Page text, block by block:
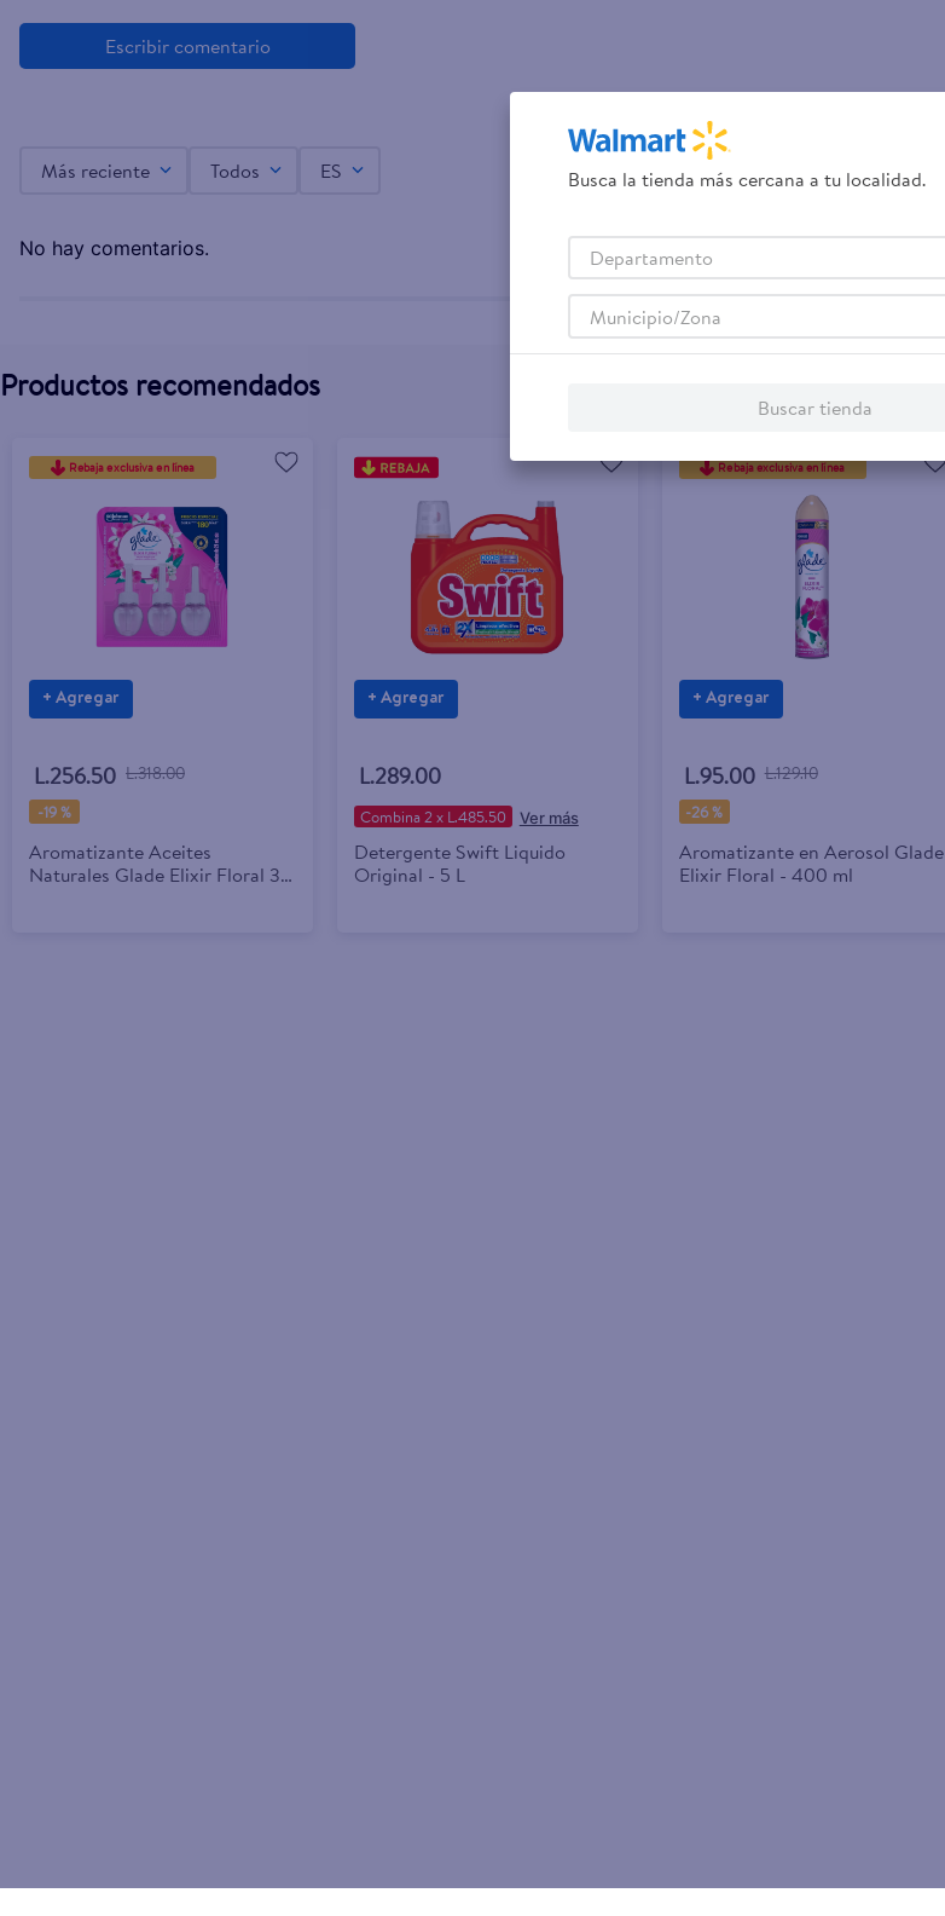
Más reciente Todos ES
No hay comentarios.
Productos recomendados
Rebaja exclusiva en línea
+ Agregar
L.256.50 L.318.00
-19 %
Aromatizante Aceites
Naturales Glade Elixir Floral 3
+ Agregar
L.289.00
Combina 2 x L.485.50
Detergente Swift Liquido
Original - 5 L
Rebaja exclusiva en línea
+ Agregar
L.95.00 L.129.10
-26 %
Aromatizante en Aerosol Glade
Elixir Floral - 400 ml
Busca la tienda más cercana a tu localidad.
Departamento
Municipio/Zona
Buscar tienda